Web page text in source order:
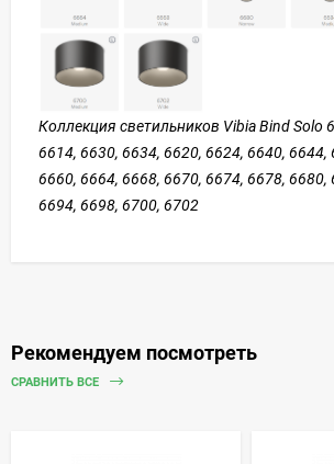
Коллекция светильников Vibia Bind Solo
6614, 6630, 6634, 6620, 6624, 6640, 6644,
6660, 6664, 6668, 6670, 6674, 6678, 6680,
6694, 6698, 6700, 6702
Рекомендуем посмотреть
СРАВНИТЬ ВСЕ